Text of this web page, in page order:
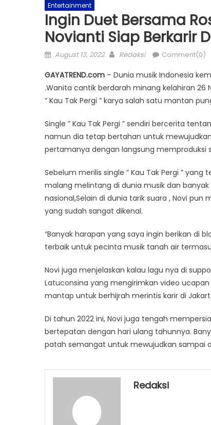
Entertainment
Ingin Duet Bersama
Novianti Siap Berkarir
Posted
August 13, 2022 Author
Redaksi Comment(0)
GAYATREND.com – Dunia musik Indonesia
.Wanita cantik berdarah minang kelahiran 26
” Kau Tak Pergi ” karya salah satu mantan
Single ” Kau Tak Pergi ” sendiri bercerita
namun dia tetap bertahan untuk
pertamanya dengan langsung memproduksi
Sebelum merilis single ” Kau Tak Pergi ”
malang melintang di dunia musik dan
nasional,Selain di dunia tarik suara , Novi
yang sudah sangat dikenal.
“Banyak harapan yang saya ingin berikan di
terbaik untuk pecinta musik tanah air
Novi juga menjelaskan kalau lagu nya di
Latuconsina yang mengirimkan video ucapan
mantap untuk berhijrah merintis karir di
Di tahun 2022 ini, Novi juga tengah
bertepatan dengan hari ulang tahunnya.
patah semangat untuk mewujudkan sampai
Redaksi